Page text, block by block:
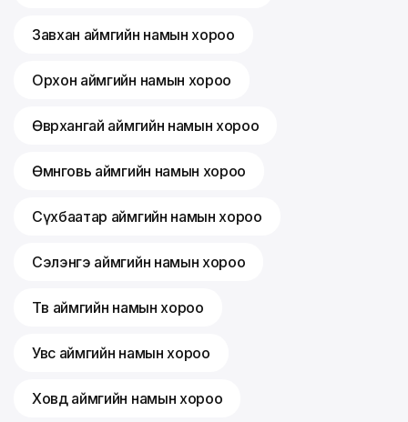
Завхан аймгийн намын хороо
Орхон аймгийн намын хороо
Өвөрхангай аймгийн намын хороо
Өмнөговь аймгийн намын хороо
Сүхбаатар аймгийн намын хороо
Сэлэнгэ аймгийн намын хороо
Төв аймгийн намын хороо
Увс аймгийн намын хороо
Ховд аймгийн намын хороо